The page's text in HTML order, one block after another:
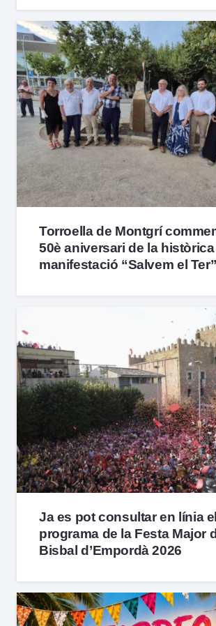
Torroella de Montgrí
50è aniversari de la històrica
manifestació “Salvem el Ter”
Ja es pot consultar en línia el
programa de la Festa Major
Bisbal d’Empordà 2026